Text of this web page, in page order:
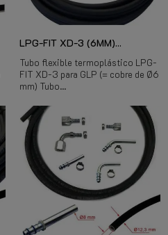
LPG-FIT XD-3 (6MM)...
Tubo flexible termoplástico LPG-
FIT XD-3 para GLP (= cobre de Ø6
mm) Tubo...